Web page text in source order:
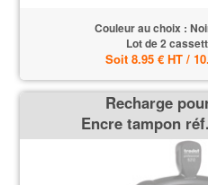
Couleur au choix :
Lot de 2
Soit 8.95 € HT /
Recharge
Encre tampon